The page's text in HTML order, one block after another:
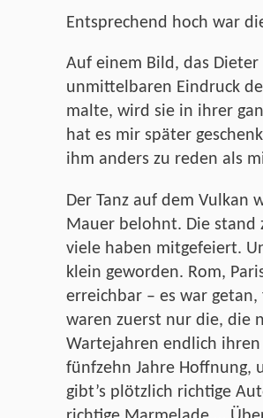
Entsprechend hoch war
Auf einem Bild, das
unmittelbaren Eindruck
malte, wird sie in ihrer
hat es mir später
ihm anders zu reden als
Der Tanz auf dem Vulkan
Mauer belohnt. Die stand
viele haben mitgefeiert.
klein geworden. Rom,
erreichbar – es war
waren zuerst nur die, die
Wartejahren endlich
fünfzehn Jahre Hoffnung,
gibt’s plötzlich richtige